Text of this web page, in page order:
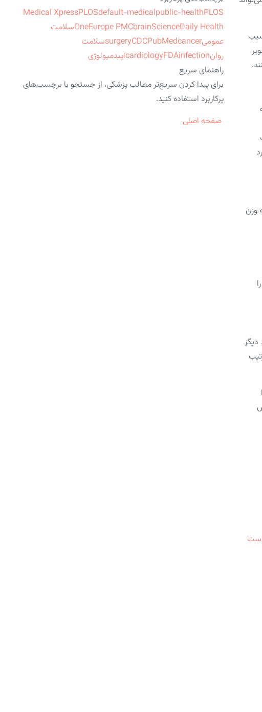
وزن
Medical XpressPLOSdefault-medicalpublic-healthPLOS
OneEurope PMCbrainScienceDaily Health
سلامت
عمومی
surgeryCDCPubMedcancer
سلامت
روان
cardiologyFDAinfection
اپیدمیولوژی
راهنمای سریع
برای پیدا کردن سریع‌تر مطالب پزشکی، از جستجو یا برچسب‌های
پرکاربرد استفاده کنید.
صفحه اصلی